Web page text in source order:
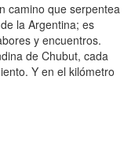
camino que serpentea
la Argentina; es
y encuentros.
de Chubut, cada
Y en el kilómetro